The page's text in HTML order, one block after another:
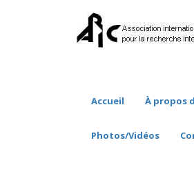
Accueil À propos
Photos/Vidéos